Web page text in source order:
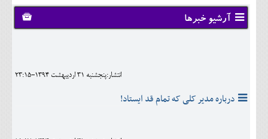
تماس با ما
وبلاگ
کلینیک
آرشیو خبرها
انتشار:پنجشنبه 31 ارديبهشت 1394-23:15
درباره مدیر کلی که تمام قد ایستاد!